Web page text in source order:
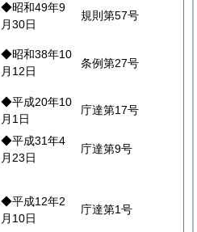
◆昭和49年9
月30日
規則第57号
◆昭和38年10
月12日
条例第27号
◆平成20年10
月1日
庁達第17号
◆平成31年4
月23日
庁達第9号
◆平成12年2
月10日
庁達第1号